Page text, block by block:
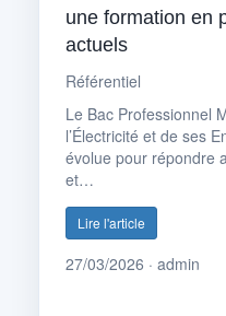
une formation en
actuels
Référentiel
Le Bac Professionnel
l’Électricité et de ses
évolue pour répondre
et…
Lire l'article
27/03/2026 · admin